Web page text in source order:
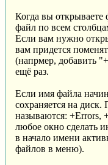
Когда вы
файл по всем
Если вам нужно
вам придется
(напрмер, добавить
ещё раз.
Если имя файла
сохраняется на
называются: +Errors,
любое окно сделать
в начало имени
файлов в меню).